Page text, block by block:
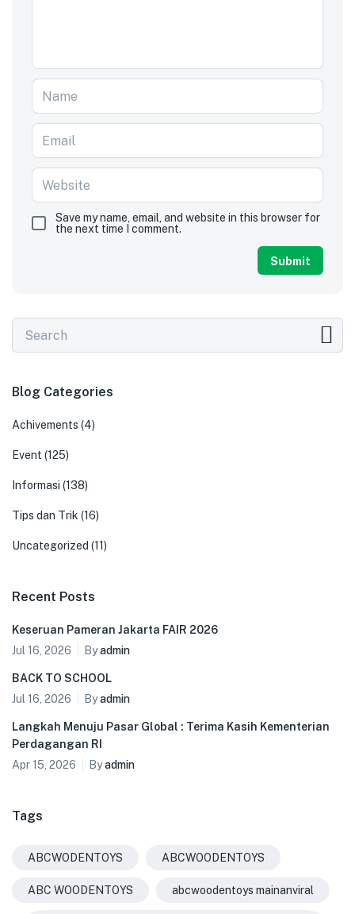
Save my name, email, and website in this browser for
the next time I comment.
Blog Categories
Achivements (4)
Event (125)
Informasi (138)
Tips dan Trik (16)
Uncategorized (11)
Recent Posts
Keseruan Pameran Jakarta FAIR 2026
Jul 16, 2026
Byadmin
BACK TO SCHOOL
Jul 16, 2026
Byadmin
Langkah Menuju Pasar Global : Terima Kasih Kementerian
Perdagangan RI
Apr 15, 2026
Byadmin
Tags
ABCWODENTOYS ABCWOODENTOYS
ABC WOODENTOYS abcwoodentoys mainanviral